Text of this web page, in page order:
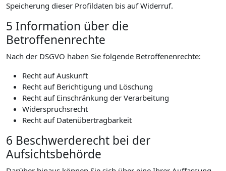
Speicherung dieser Profildaten bis auf Widerruf.
5 Information über die
Betroffenenrechte
Nach der DSGVO haben Sie folgende Betroffenenrechte:
Recht auf Auskunft
Recht auf Berichtigung und Löschung
Recht auf Einschränkung der Verarbeitung
Widerspruchsrecht
Recht auf Datenübertragbarkeit
6 Beschwerderecht bei der
Aufsichtsbehörde